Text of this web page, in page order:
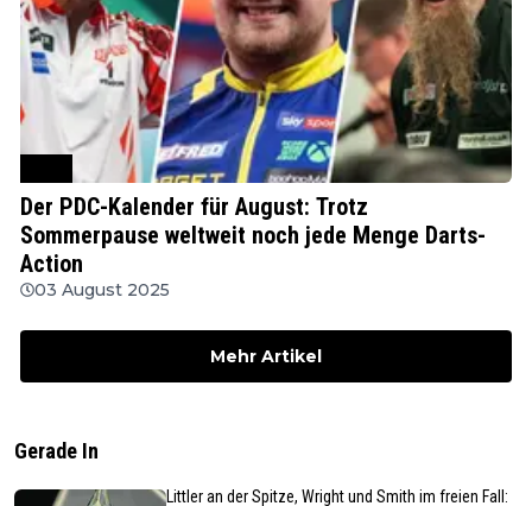
Der PDC-Kalender für August: Trotz
Sommerpause weltweit noch jede Menge Darts-
Action
03 August 2025
Mehr Artikel
Gerade In
Littler an der Spitze, Wright und Smith im freien Fall: